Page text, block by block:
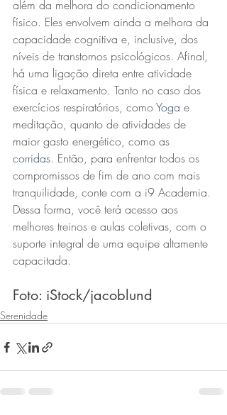
além da melhora do condicionamento
físico. Eles envolvem ainda a melhora da
capacidade cognitiva e, inclusive, dos
níveis de transtornos psicológicos. Afinal,
há uma ligação direta entre atividade
física e relaxamento. Tanto no caso dos
exercícios respiratórios, como Yoga e
meditação, quanto de atividades de
maior gasto energético, como as
corridas. Então, para enfrentar todos os
compromissos de fim de ano com mais
tranquilidade, conte com a i9 Academia.
Dessa forma, você terá acesso aos
melhores treinos e aulas coletivas, com o
suporte integral de uma equipe altamente
capacitada.
Foto: iStock/jacoblund
Serenidade